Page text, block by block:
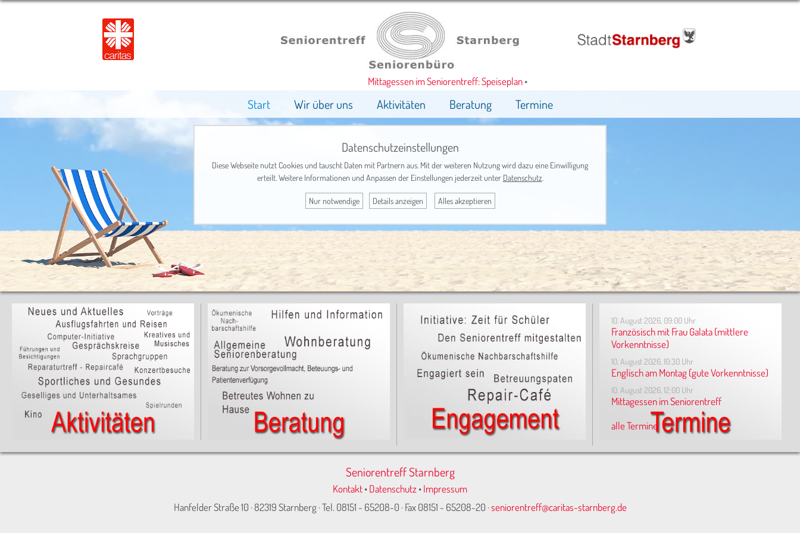
Mittagessen im Seniorentreff: Speiseplan•
Start Wir über uns Aktivitäten Beratung Termine
10. August 2026, 09:00 Uhr
Französisch mit Frau Galata (mittlere
Vorkenntnisse)
10. August 2026, 10:30 Uhr
Englisch am Montag (gute Vorkenntnisse)
10. August 2026, 12:00 Uhr
Mittagessen im Seniorentreff
alle Termine
Seniorentreff Starnberg
Kontakt•Datenschutz•Impressum
Hanfelder Straße 10 · 82319 Starnberg · Tel. 08151 - 65208-0 · Fax 08151 - 65208-20 ·seniorentreff@caritas-starnberg.de
Datenschutzeinstellungen
Diese Webseite nutzt Cookies und tauscht Daten mit Partnern aus. Mit der weiteren Nutzung wird dazu eine Einwilligung
erteilt. Weitere Informationen und Anpassen der Einstellungen jederzeit unter Datenschutz
Nur notwendige Details anzeigen Alles akzeptieren